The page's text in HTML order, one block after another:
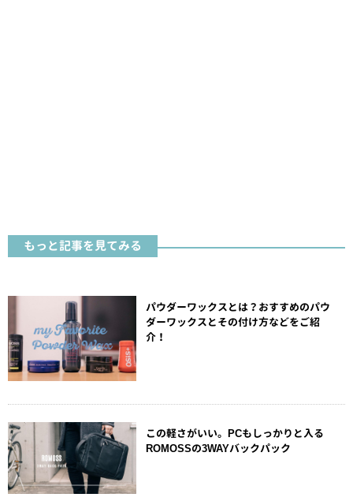
もっと記事を見てみる
パウダーワックスとは？おすすめのパウ
ダーワックスとその付け方などをご紹
介！
この軽さがいい。PCもしっかりと入る
ROMOSSの3WAYバックパック